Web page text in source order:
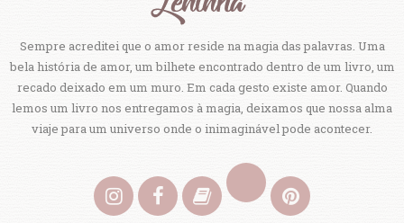
Sempre acreditei que o amor reside na magia das palavras. Uma
bela história de amor, um bilhete encontrado dentro de um livro, um
recado deixado em um muro. Em cada gesto existe amor. Quando
lemos um livro nos entregamos à magia, deixamos que nossa alma
viaje para um universo onde o inimaginável pode acontecer.